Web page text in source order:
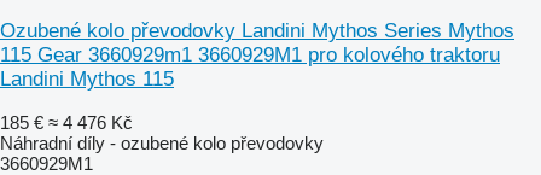
Ozubené kolo převodovky Landini Mythos Series Mythos
115 Gear 3660929m1 3660929M1 pro kolového traktoru
Landini Mythos 115
185 € ≈ 4 476 Kč
Náhradní díly - ozubené kolo převodovky
3660929M1